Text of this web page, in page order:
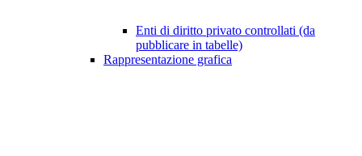
Enti di diritto privato controllati (da
pubblicare in tabelle)
Rappresentazione grafica